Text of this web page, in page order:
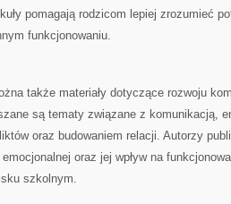
pomagają rodzicom lepiej zrozumieć
funkcjonowaniu.
także materiały dotyczące rozwoju
są tematy związane z komunikacją,
oraz budowaniem relacji. Autorzy
oraz jej wpływ na
szkolnym.